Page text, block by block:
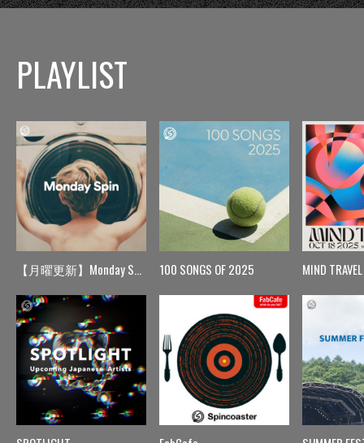
PLAYLIST
【月曜更新】Monday Spin 100 SONGS OF 2025 MIND TRAVEL